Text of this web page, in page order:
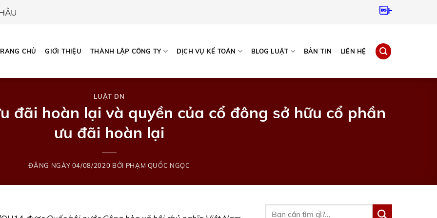
Hotline:
CHỦ GIỚI THIỆU THÀNH LẬP CÔNG TY DỊCH VỤ KẾ TOÁN BLOG LUẬT BẢN TIN LIÊN HỆ
LUẬT DN
đãi hoàn lại và quyền của cổ đông sở hữu cổ phần
ưu đãi hoàn lại
ĐĂNG NGÀY 04/08/2020 BỞI PHẠM QUỐC NGỌC